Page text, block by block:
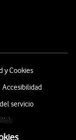
y Cookies
Accesibilidad
servicio